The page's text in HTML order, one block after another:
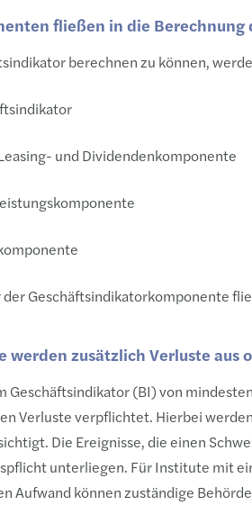
fließen in die
berechnen zu können,
und Dividendenkomponente
der Geschäftsindikatorkomponente
werden zusätzlich Verluste aus
Geschäftsindikator (BI) von
Verluste verpflichtet. Hierbei
Die Ereignisse, die einen
unterliegen. Für Institute mit
Aufwand können zuständige